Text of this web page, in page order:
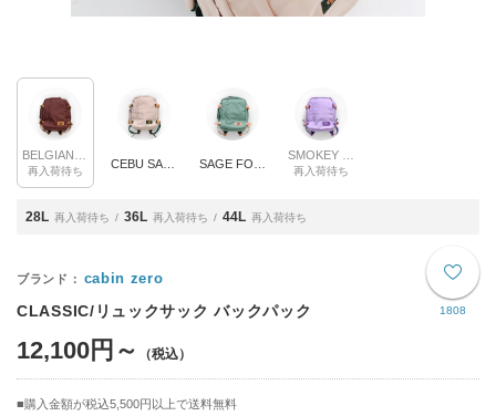
再入荷待ち 再入荷待ち
28L 再入荷待ち 36L 再入荷待ち 44L 再入荷待ち
1808
cabin zero
CLASSIC/リュックサック バックパック
12,100円～
購入金額が税込5,500円以上で送料無料